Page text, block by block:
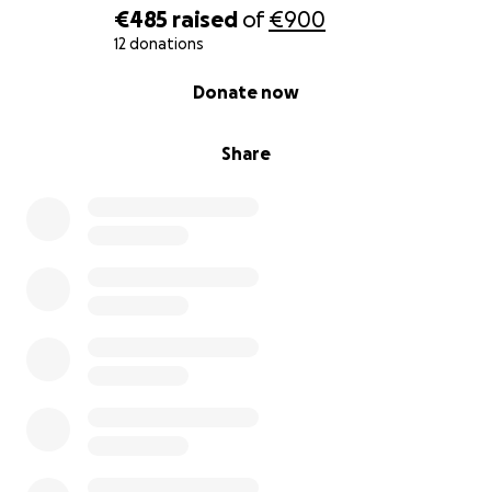
€485 raised of€900
12 donations
Share
Donate now